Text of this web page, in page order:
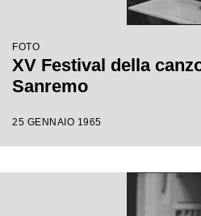
FOTO
XV Festival della
Sanremo
25 GENNAIO 1965